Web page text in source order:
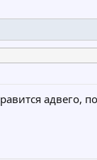
адвего,